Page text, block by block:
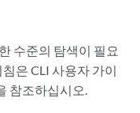
수준의 탐색이 필요
은 CLI 사용자 가이
참조하십시오.